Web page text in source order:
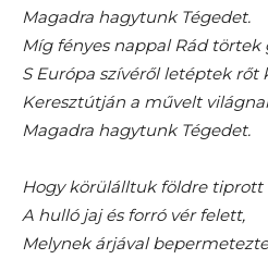
Magadra hagytunk Tégedet.
Míg fényes nappal Rád törtek
S Európa szívéről letéptek rőt
Keresztútján a művelt
Magadra hagytunk Tégedet.
Hogy körülálltuk földre tiprott
A hulló jaj és forró vér felett,
Melynek árjával